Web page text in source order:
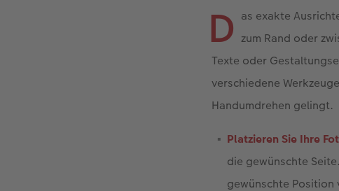
D as exakte
zum Rand oder
Texte oder
verschiedene
Handumdrehen gelingt.
Platzieren Sie Ihre
die gewünschte
gewünschte Position